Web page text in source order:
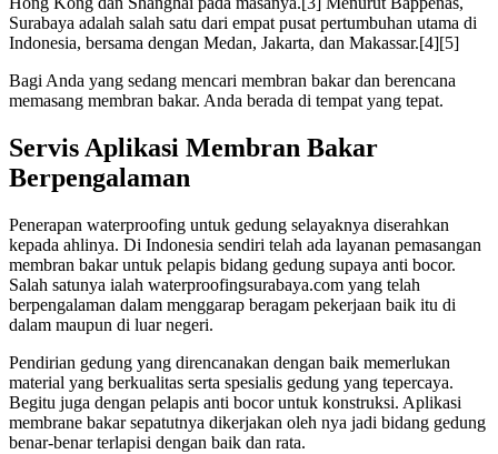
Surabaya adalah salah satu dari empat pusat pertumbuhan utama di
Indonesia, bersama dengan Medan, Jakarta, dan Makassar.[4][5]
Bagi Anda yang sedang mencari membran bakar dan berencana
memasang membran bakar. Anda berada di tempat yang tepat.
Servis Aplikasi Membran Bakar
Berpengalaman
Penerapan waterproofing untuk gedung selayaknya diserahkan
kepada ahlinya. Di Indonesia sendiri telah ada layanan pemasangan
membran bakar untuk pelapis bidang gedung supaya anti bocor.
Salah satunya ialah waterproofingsurabaya.com yang telah
berpengalaman dalam menggarap beragam pekerjaan baik itu di
dalam maupun di luar negeri.
Pendirian gedung yang direncanakan dengan baik memerlukan
material yang berkualitas serta spesialis gedung yang tepercaya.
Begitu juga dengan pelapis anti bocor untuk konstruksi. Aplikasi
membrane bakar sepatutnya dikerjakan oleh nya jadi bidang gedung
benar-benar terlapisi dengan baik dan rata.